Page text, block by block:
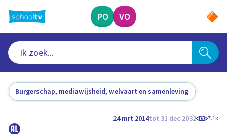
naar
hoofdinhoud
PO VO
Burgerschap, mediawijsheid, welvaart en samenleving
24 mrt 2014tot 31 dec 2032 7.1k